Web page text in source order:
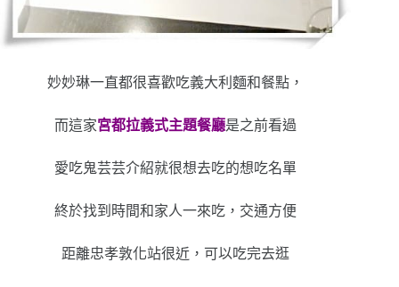
妙妙琳一直都很喜歡吃義大利麵和餐點，
而這家宮都拉義式主題餐廳是之前看過
愛吃鬼芸芸介紹就很想去吃的想吃名單
終於找到時間和家人一來吃，交通方便
距離忠孝敦化站很近，可以吃完去逛